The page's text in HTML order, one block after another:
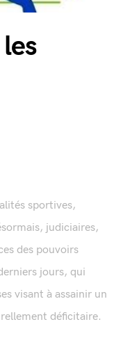
sportives,
judiciaires,
des pouvoirs
jours, qui
visant à assainir un
déficitaire.